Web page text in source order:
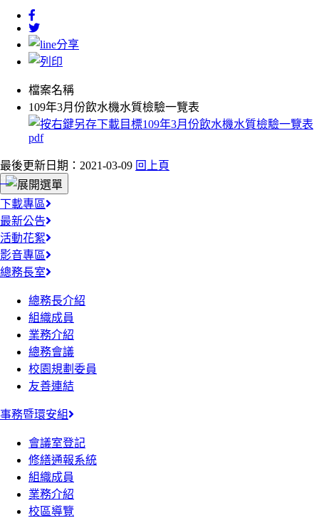
檔案名稱
109年3月份飲水機水質檢驗一覽表
最後更新日期：2021-03-09 回上頁
:::
下載專區
最新公告
活動花絮
影音專區
總務長室
總務長介紹
組織成員
業務介紹
總務會議
校園規劃委員
友善連結
事務暨環安組
會議室登記
修繕通報系統
組織成員
業務介紹
校區導覽